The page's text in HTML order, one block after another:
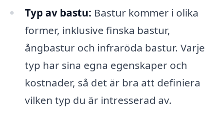
Typ av bastu: Bastur kommer i olika
former, inklusive finska bastur,
ångbastur och infraröda bastur. Varje
typ har sina egna egenskaper och
kostnader, så det är bra att definiera
vilken typ du är intresserad av.